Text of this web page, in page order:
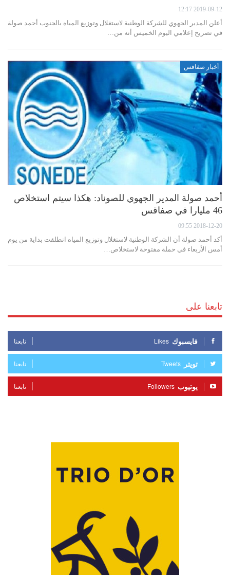
2019-09-12 12:17
أعلن المدير الجهوي للشركة الوطنية لاستغلال وتوزيع المياه بالجنوب أحمد صولة
في تصريح إعلامي اليوم الخميس أنه من…
أخبار صفاقس
أحمد صولة المدير الجهوي للصوناد: هكذا سيتم استخلاص
46 مليارا في صفاقس
2018-12-20 09:55
أكد أحمد صولة أن الشركة الوطنية لاستغلال وتوزيع المياه انطلقت بداية من يوم
أمس الأربعاء في حملة مفتوحة لاستخلاص…
تابعنا على
فايسبوك Likes تابعنا
تويتر Tweets تابعنا
يوتيوب Followers تابعنا